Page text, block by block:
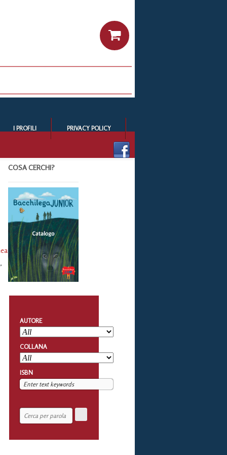
I PROFILI PRIVACY POLICY
,
COSA CERCHI?
AUTORE
COLLANA
ISBN